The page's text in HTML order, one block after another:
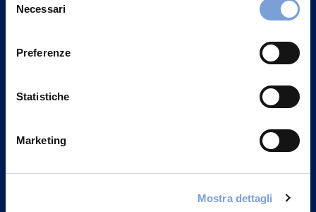
può trovare nel footer del sito nella sezione "Informativa
delNecessari
Preferenze
Statistiche
Marketing
Mostra dettagli
Vittoria Assicurazioni S.p.A.